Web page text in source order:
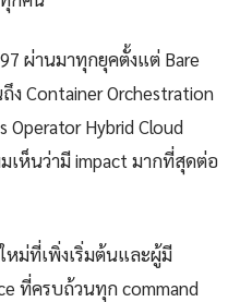
ผ่านมาทุกยุคตั้งแต่ Bare
ง Container Orchestration
Hybrid Cloud
เห็นว่ามี impact มากที่สุดต่อ
ม่ที่เพิ่งเริ่มต้นและผู้มี
ที่ครบถ้วนทุก command